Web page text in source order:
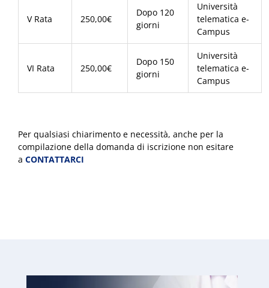
V Rata 250,00€
Dopo 120
giorni
Università
telematica e-
Campus
VI Rata 250,00€
Dopo 150
giorni
Università
telematica e-
Campus
Per qualsiasi chiarimento e necessità, anche per la
compilazione della domanda di iscrizione non esitare
a CONTATTARCI